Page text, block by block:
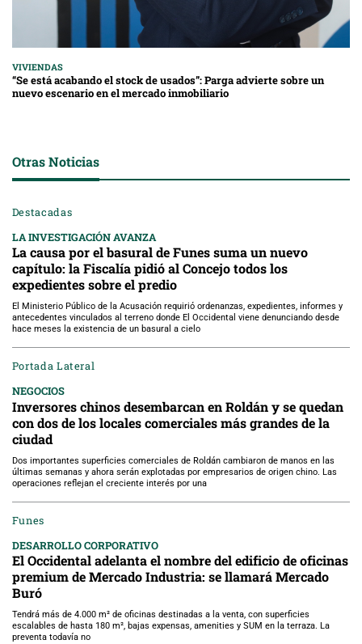
VIVIENDAS
“Se está acabando el stock de usados”: Parga advierte sobre un
nuevo escenario en el mercado inmobiliario
Otras Noticias
Destacadas
LA INVESTIGACIÓN AVANZA
La causa por el basural de Funes suma un nuevo
capítulo: la Fiscalía pidió al Concejo todos los
expedientes sobre el predio
El Ministerio Público de la Acusación requirió ordenanzas, expedientes, informes y
antecedentes vinculados al terreno donde El Occidental viene denunciando desde
hace meses la existencia de un basural a cielo
Portada Lateral
NEGOCIOS
Inversores chinos desembarcan en Roldán y se quedan
con dos de los locales comerciales más grandes de la
ciudad
Dos importantes superficies comerciales de Roldán cambiaron de manos en las
últimas semanas y ahora serán explotadas por empresarios de origen chino. Las
operaciones reflejan el creciente interés por una
Funes
DESARROLLO CORPORATIVO
El Occidental adelanta el nombre del edificio de oficinas
premium de Mercado Industria: se llamará Mercado
Buró
Tendrá más de 4.000 m² de oficinas destinadas a la venta, con superficies
escalables de hasta 180 m², bajas expensas, amenities y SUM en la terraza. La
preventa todavía no